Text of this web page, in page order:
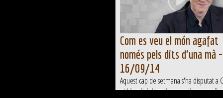
Com es veu el món agafat
només pels dits d'una mà -
16/09/14
Aquest cap de setmana s'ha disputat a
el Mundial d'escalada, on l'osonenc